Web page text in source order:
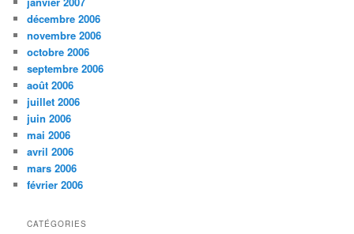
décembre 2006
novembre 2006
octobre 2006
septembre 2006
août 2006
juillet 2006
juin 2006
mai 2006
avril 2006
mars 2006
février 2006
CATÉGORIES